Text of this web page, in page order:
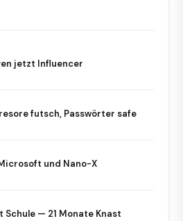
jetzt Influencer
futsch, Passwörter safe
und Nano-X
— 21 Monate Knast